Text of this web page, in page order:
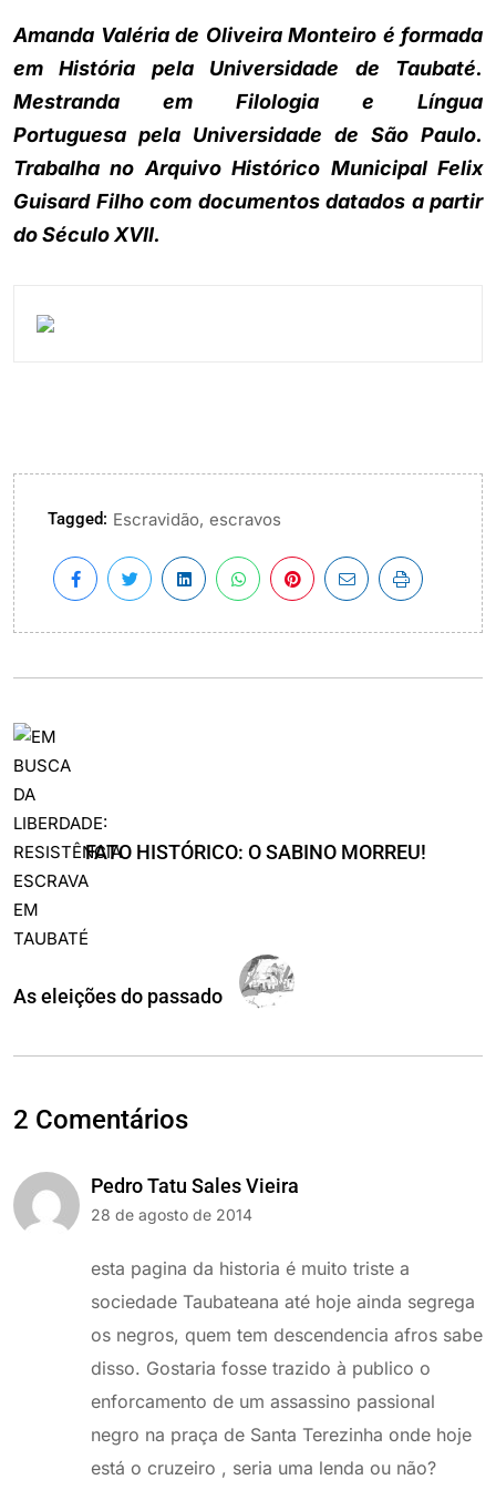
Amanda Valéria de Oliveira Monteiro é formada
em História pela Universidade de Taubaté.
Mestranda em Filologia e Língua
Portuguesa pela Universidade de São Paulo.
Trabalha no Arquivo Histórico Municipal Felix
Guisard Filho com documentos datados a partir
do Século XVII.
Tagged: Escravidão, escravos
FATO HISTÓRICO: O SABINO MORREU!
As eleições do passado
2 Comentários
Pedro Tatu Sales Vieira
28 de agosto de 2014
esta pagina da historia é muito triste a
sociedade Taubateana até hoje ainda segrega
os negros, quem tem descendencia afros sabe
disso. Gostaria fosse trazido à publico o
enforcamento de um assassino passional
negro na praça de Santa Terezinha onde hoje
está o cruzeiro , seria uma lenda ou não?